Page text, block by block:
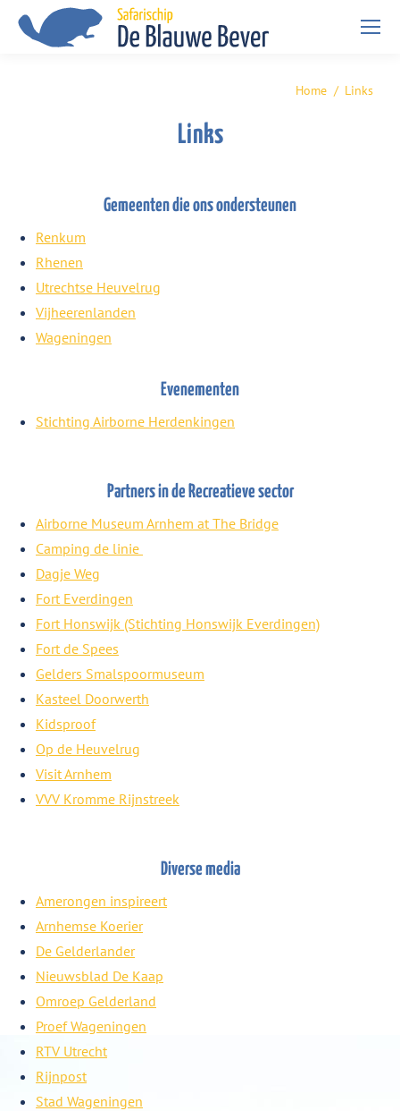
Je bent hier:
Home Links
Links
Gemeenten die ons ondersteunen
Renkum
Rhenen
Utrechtse Heuvelrug
Vijheerenlanden
Wageningen
Evenementen
Stichting Airborne Herdenkingen
Partners in de Recreatieve sector
Airborne Museum Arnhem at The Bridge
Camping de linie
Dagje Weg
Fort Everdingen
Fort Honswijk (Stichting Honswijk Everdingen)
Fort de Spees
Gelders Smalspoormuseum
Kasteel Doorwerth
Kidsproof
Op de Heuvelrug
Visit Arnhem
VVV Kromme Rijnstreek
Diverse media
Amerongen inspireert
Arnhemse Koerier
De Gelderlander
Nieuwsblad De Kaap
Omroep Gelderland
Proef Wageningen
RTV Utrecht
Rijnpost
Stad Wageningen